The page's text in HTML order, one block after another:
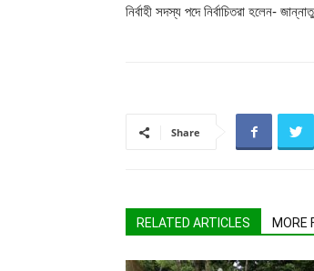
নির্বাহী সদস্য পদে নির্বাচিতরা হলেন-
Share
RELATED ARTICLES MORE